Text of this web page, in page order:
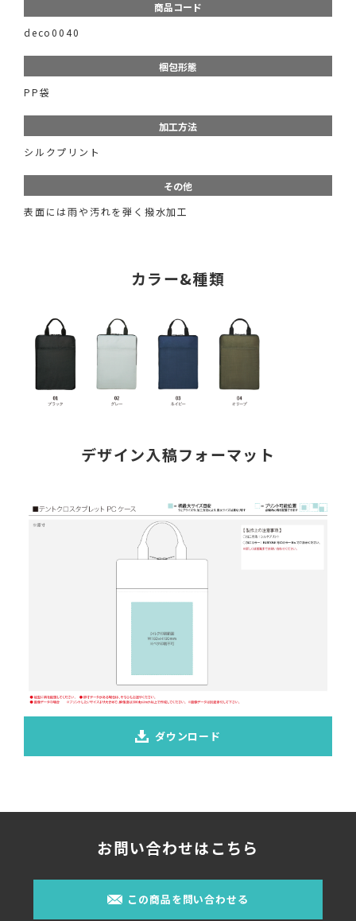
商品コード
deco0040
梱包形態
PP袋
加工方法
シルクプリント
その他
表面には雨や汚れを弾く撥水加工
カラー&種類
デザイン入稿フォーマット
ダウンロード
お問い合わせはこちら
この商品を問い合わせる